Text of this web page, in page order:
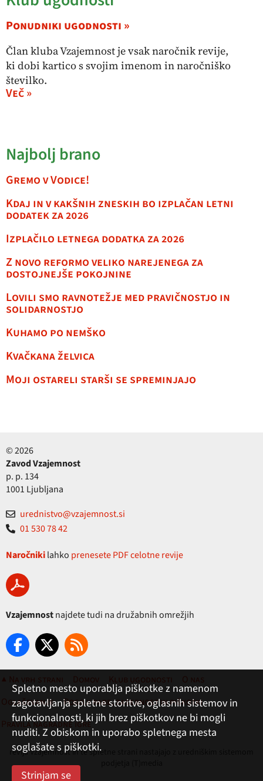
Ponudniki ugodnosti »
Član kluba Vzajemnost je vsak naročnik revije,
ki dobi kartico s svojim imenom in naročniško
številko.
Več »
Najbolj brano
Gremo v Vodice!
Kdaj in v kakšnih zneskih bo izplačan letni
dodatek za 2026
Izplačilo letnega dodatka za 2026
Z novo reformo veliko narejenega za
dostojnejše pokojnine
Lovili smo ravnotežje med pravičnostjo in
solidarnostjo
Kuhamo po nemško
Kvačkana želvica
Moji ostareli starši se spreminjajo
© 2026
Zavod Vzajemnost
p. p. 134
1001 Ljubljana
urednistvo@vzajemnost.si
01 530 78 42
Naročnikilahko prenesete PDF celotne revije
Vzajemnostnajdete tudi na družabnih omrežjih
▲ Na vrh strani Domov Klub ugodnosti
O nas
Oglaševanje
Pogoji rabe, zasebnost in piškotki
Pravila nagradne igre
revija Vzajemnost in te spletne strani nastajajo z uredniškim sistemom
Spletno mesto uporablja piškotke z namenom
zagotavljanja spletne storitve, oglasnih sistemov in
funkcionalnosti, ki jih brez piškotkov ne bi mogli
nuditi. Z obiskom in uporabo spletnega mesta
soglašate s piškotki.